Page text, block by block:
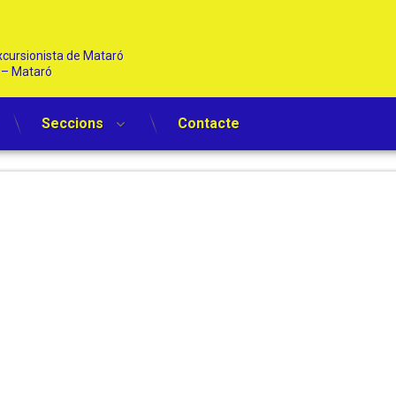
de Mataró
Mataró
Seccions Contacte